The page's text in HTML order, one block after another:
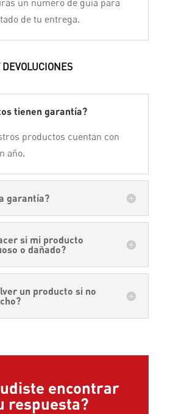
un número de guía para
de tu entrega.
tienen garantía?
productos cuentan con
año.
garantía?
si mi producto
o dañado?
un producto si no
encontrar
respuesta?